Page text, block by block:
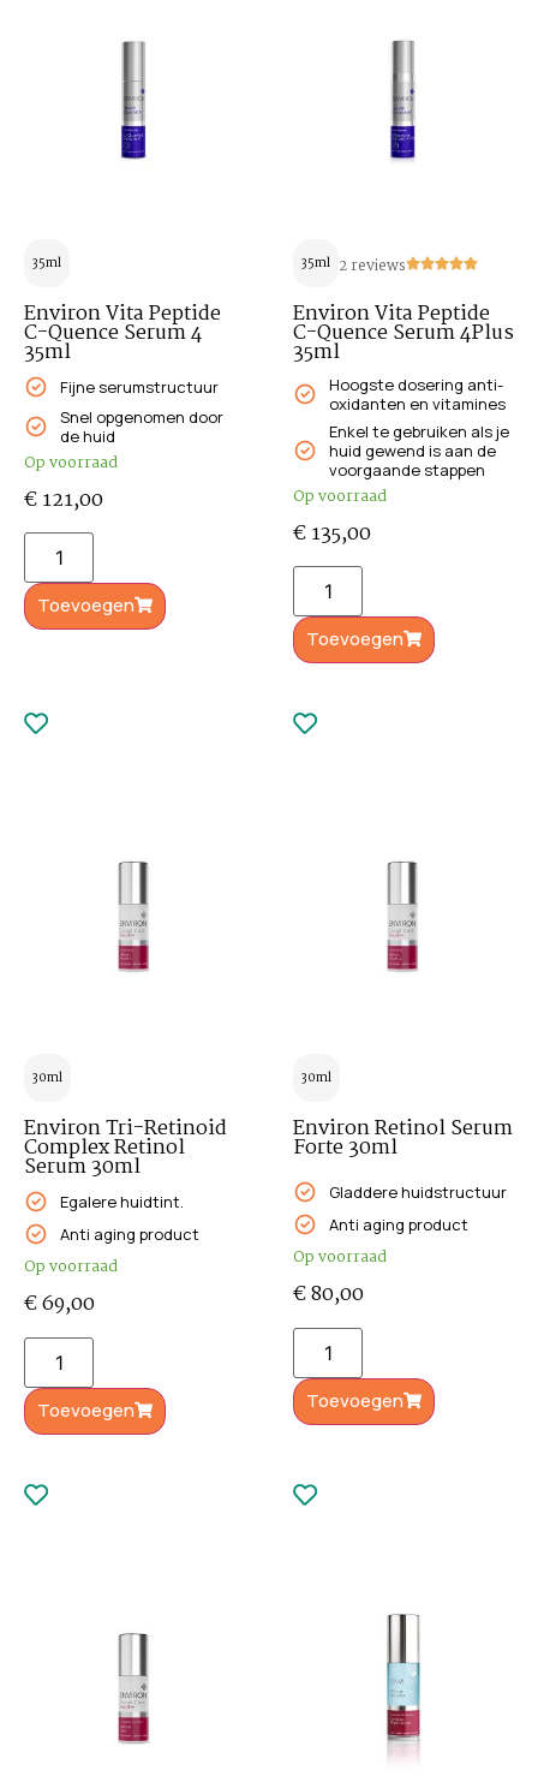
35ml
Environ Vita Peptide
C-Quence Serum 4
35ml
Fijne serumstructuur
Snel opgenomen door
de huid
Op voorraad
€121,00
Toevoegen
35ml 2 reviews
Environ Vita Peptide
C-Quence Serum 4Plus
35ml
Hoogste dosering anti-
oxidanten en vitamines
Enkel te gebruiken als je
huid gewend is aan de
voorgaande stappen
Op voorraad
€135,00
Toevoegen
30ml
Environ Tri-Retinoid
Complex Retinol
Serum 30ml
Egalere huidtint.
Anti aging product
Op voorraad
€69,00
Toevoegen
30ml
Environ Retinol Serum
Forte 30ml
Gladdere huidstructuur
Anti aging product
Op voorraad
€80,00
Toevoegen